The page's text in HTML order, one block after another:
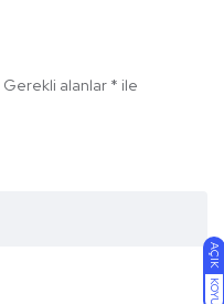
AÇIK
KOYU
Gerekli alanlar * ile